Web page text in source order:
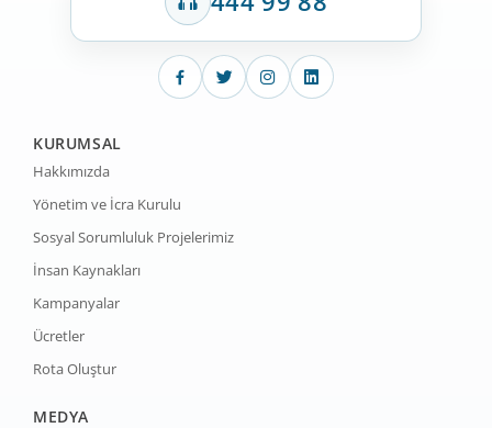
KURUMSAL
Hakkımızda
Yönetim ve İcra Kurulu
Sosyal Sorumluluk Projelerimiz
İnsan Kaynakları
Kampanyalar
Ücretler
Rota Oluştur
MEDYA